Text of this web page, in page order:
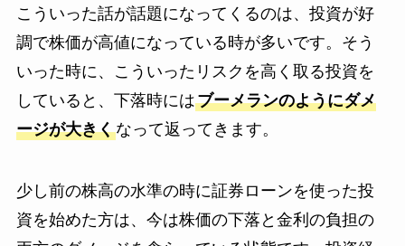
こういった話が話題になってくるのは、投資が好
調で株価が高値になっている時が多いです。そう
いった時に、こういったリスクを高く取る投資を
していると、下落時にはブーメランのようにダメ
ージが大きくなって返ってきます。
少し前の株高の水準の時に証券ローンを使った投
資を始めた方は、今は株価の下落と金利の負担の